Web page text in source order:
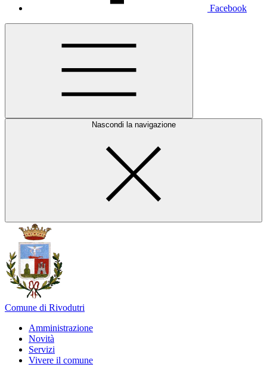
Facebook
Nascondi la navigazione
Comune di Rivodutri
Amministrazione
Novità
Servizi
Vivere il comune